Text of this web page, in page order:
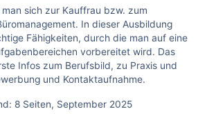
sich zur Kauffrau bzw. zum
In dieser Ausbildung
Fähigkeiten, durch die man auf eine
vorbereitet wird. Das
Infos zum Berufsbild, zu Praxis und
und Kontaktaufnahme.
8 Seiten, September 2025